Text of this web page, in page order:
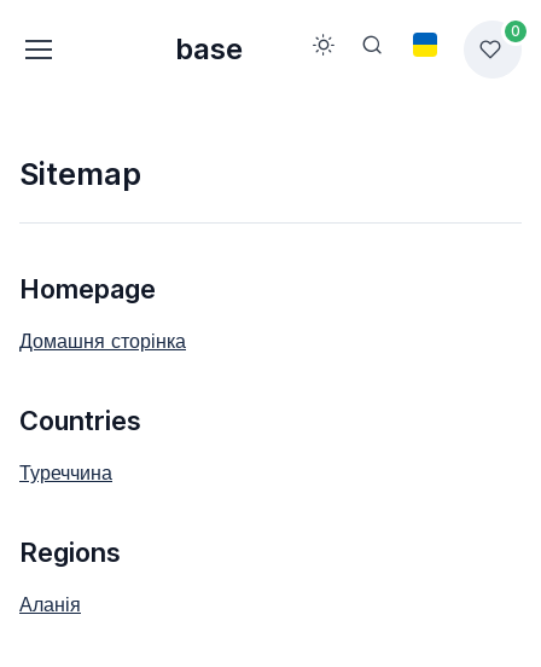
base
0
Sitemap
Homepage
Домашня сторінка
Countries
Туреччина
Regions
Аланія